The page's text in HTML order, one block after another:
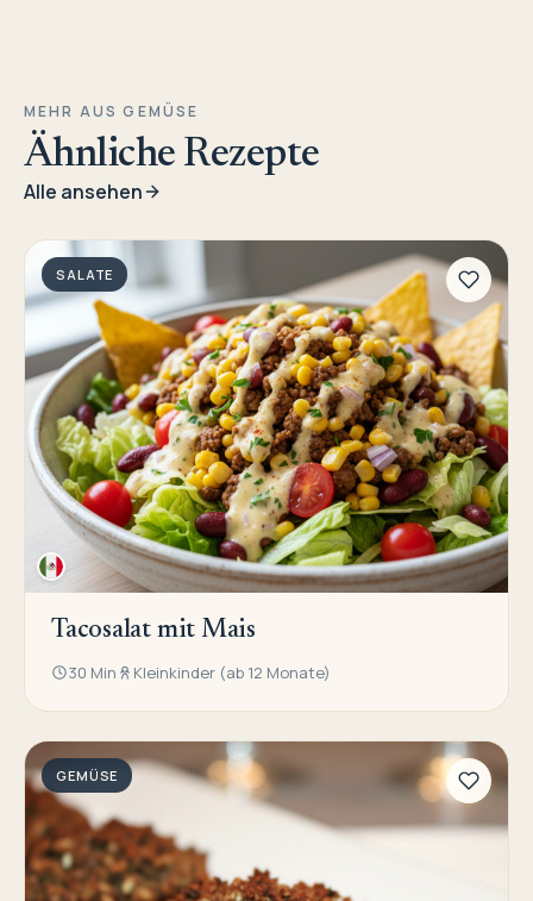
MEHR AUS GEMÜSE
Ähnliche Rezepte
Alle ansehen
SALATE
Tacosalat mit Mais
30 Min Kleinkinder (ab 12 Monate)
GEMÜSE